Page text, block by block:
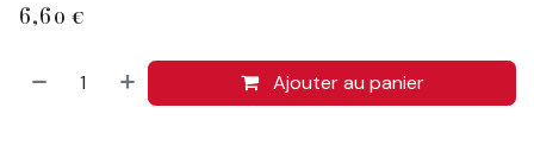
6,60 €
Ajouter au panier